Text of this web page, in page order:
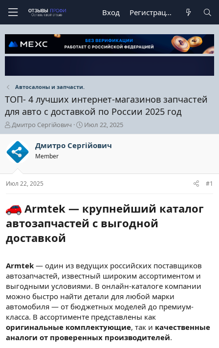
Вход Регистрация
Автосалоны и запчасти.
ТОП- 4 лучших интернет-магазинов запчастей
для авто с доставкой по России 2025 год
А
в
т
о
р
е
м
Дмитро Сергійович
Д
а
т
а
ч
Июл 22, 2025
Дмитро Сергійович
Member
Июл 22, 2025 #1
Armtek — крупнейший каталог
автозапчастей с выгодной
доставкой
Armtek — один из ведущих российских поставщиков
автозапчастей, известный широким ассортиментом и
выгодными условиями. В онлайн-каталоге компании
можно быстро найти детали для любой марки
автомобиля — от бюджетных моделей до премиум-
класса. В ассортименте представлены как
оригинальные комплектующие, так и качественные
аналоги от проверенных производителей.